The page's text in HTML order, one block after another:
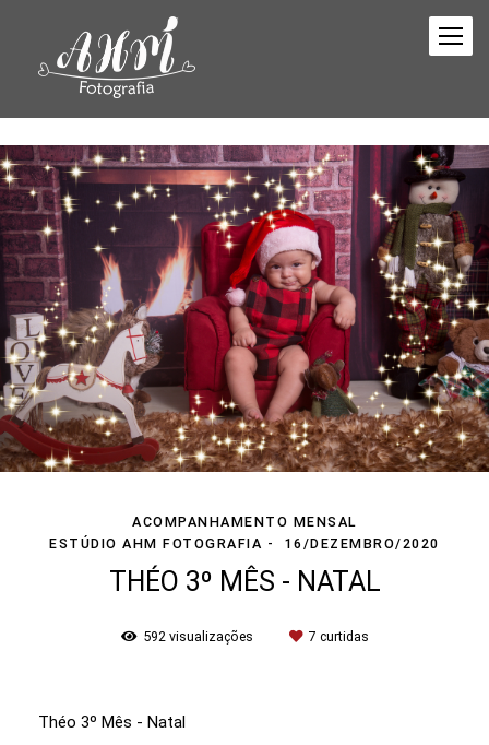
ACOMPANHAMENTO MENSAL
ESTÚDIO AHM FOTOGRAFIA
16/DEZEMBRO/2020
THÉO 3º MÊS - NATAL
592 visualizações 7 curtidas
Théo 3º Mês - Natal